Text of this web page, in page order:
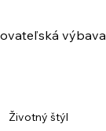
výbava
Životný štýl